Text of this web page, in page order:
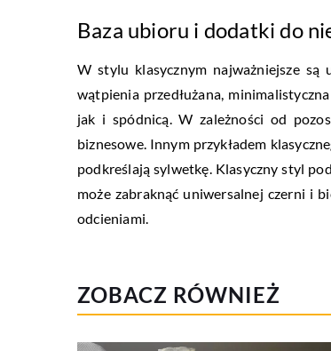
Baza ubioru i dodatki do
W stylu klasycznym najważniejsze są
wątpienia przedłużana,
jak i spódnicą. W zależności od
biznesowe. Innym przykładem
podkreślają sylwetkę. Klasyczny styl
może zabraknąć uniwersalnej czerni i
odcieniami.
ZOBACZ RÓWNIEŻ